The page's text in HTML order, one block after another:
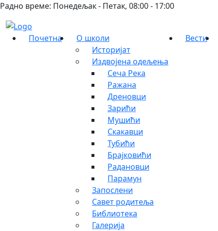
Радно време: Понедељак - Петак, 08:00 - 17:00
Почетна
О школи
Историјат
Издвојена одељења
Сеча Река
Ражана
Дреновци
Зарићи
Мушићи
Скакавци
Тубићи
Брајковићи
Радановци
Парамун
Запослени
Савет родитеља
Библиотека
Галерија
Вести